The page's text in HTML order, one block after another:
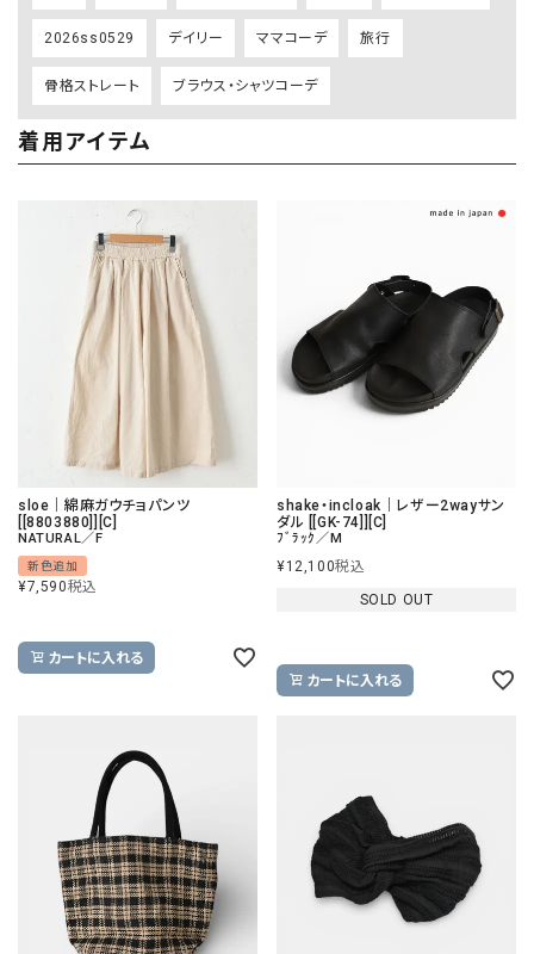
2026ss0529 デイリー ママコーデ 旅行
骨格ストレート ブラウス・シャツコーデ
着用アイテム
sloe｜綿麻ガウチョパンツ
[[8803880]][C]
NATURAL／F
新色追加
¥7,590税込
カートに入れる
shake・incloak｜レザー2wayサン
ダル [[GK-74]][C]
ﾌﾞﾗｯｸ／M
¥12,100税込
SOLD OUT
カートに入れる